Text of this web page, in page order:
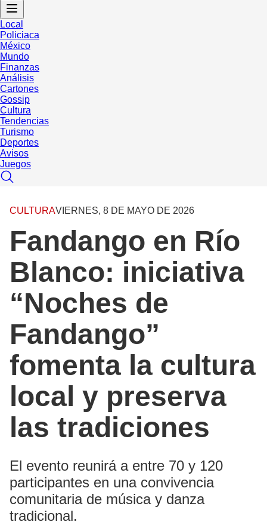
Local
Policiaca
México
Mundo
Finanzas
Análisis
Cartones
Gossip
Cultura
Tendencias
Turismo
Deportes
Avisos
Juegos
CULTURAVIERNES, 8 DE MAYO DE 2026
Fandango en Río
Blanco: iniciativa
“Noches de
Fandango”
fomenta la cultura
local y preserva
las tradiciones
El evento reunirá a entre 70 y 120
participantes en una convivencia
comunitaria de música y danza
tradicional.